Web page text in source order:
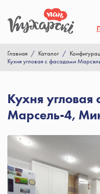
Главная / Каталог /
Кухня угловая с фасадами
Кухня угловая
Марсель-4,